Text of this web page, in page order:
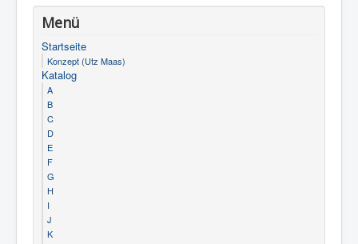
Menü
Startseite
Konzept (Utz Maas)
Katalog
A
B
C
D
E
F
G
H
I
J
K